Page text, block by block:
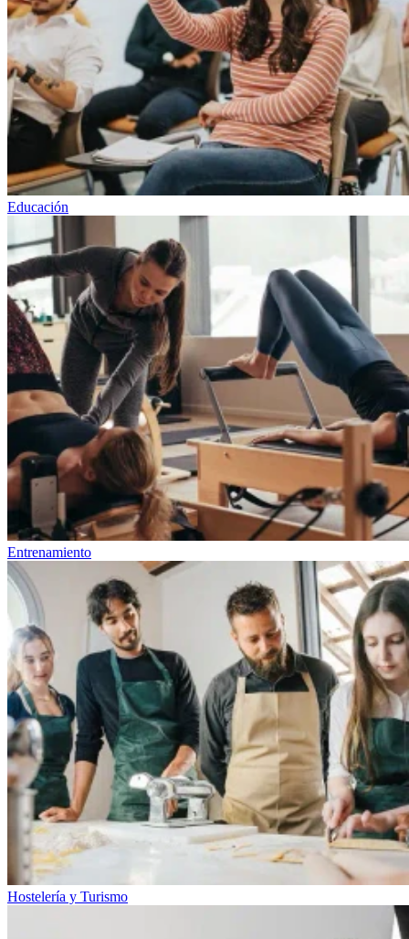
Educación
Entrenamiento
Hostelería y Turismo